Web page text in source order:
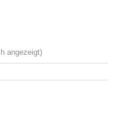
angezeigt)